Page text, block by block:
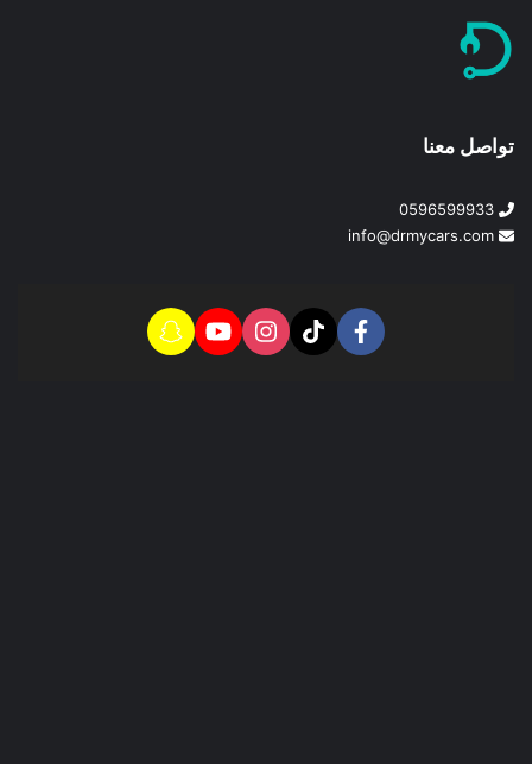
تواصل معنا
0596599933
info@drmycars.com